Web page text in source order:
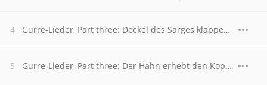
Gurre-Lieder, Part three: Deckel des Sarges klappert und klappt (Peasant)
Gurre-Lieder, Part three: Der Hahn erhebt den Kopf (Waldemars's Men)